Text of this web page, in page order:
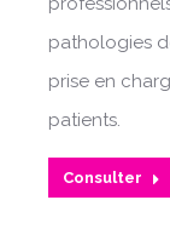
pathologies
prise en
patients.
Consulter